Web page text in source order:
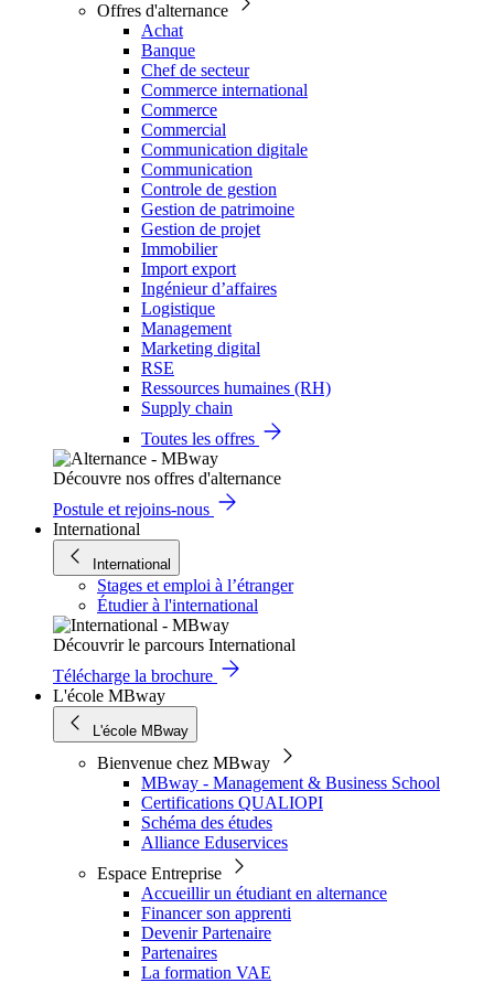
Offres d'alternance
Achat
Banque
Chef de secteur
Commerce international
Commerce
Commercial
Communication digitale
Communication
Controle de gestion
Gestion de patrimoine
Gestion de projet
Immobilier
Import export
Ingénieur d’affaires
Logistique
Management
Marketing digital
RSE
Ressources humaines (RH)
Supply chain
Toutes les offres
Découvre nos offres d'alternance
Postule et rejoins-nous
International
International
Stages et emploi à l’étranger
Étudier à l'international
Découvrir le parcours International
Télécharge la brochure
L'école MBway
L'école MBway
Bienvenue chez MBway
MBway - Management & Business School
Certifications QUALIOPI
Schéma des études
Alliance Eduservices
Espace Entreprise
Accueillir un étudiant en alternance
Financer son apprenti
Devenir Partenaire
Partenaires
La formation VAE